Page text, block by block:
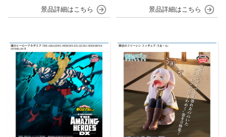
ィ・ニンフィア～おひるねver.